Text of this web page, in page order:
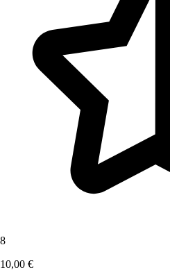
8
10,00 €